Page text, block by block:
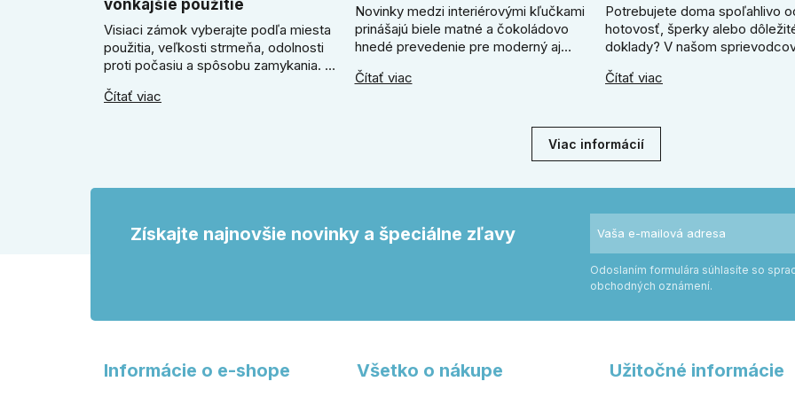
vonkajšie použitie
Visiaci zámok vyberajte podľa miesta
použitia, veľkosti strmeňa, odolnosti
proti počasiu a spôsobu zamykania. V
zámok na kľúč, kedy kódový visiaci
veľkosťou.
Čítať viac
Novinky medzi interiérovými kľučkami
prinášajú biele matné a čokoládovo
hnedé prevedenie pre moderný aj
poradíme, kedy zvoliť svetlú Super
okrúhlym a štvorcovým štítom. Nové
Čítať viac
Potrebujete doma spoľahlivo
hotovosť, šperky alebo
doklady? V našom
Zistíte, či radšej zvoliť
ukotvenie.
Čítať viac
Viac informácií
Získajte najnovšie novinky a špeciálne zľavy
Odoslaním formulára súhlasíte so
obchodných oznámení.
Informácie o e-shope Všetko o nákupe Užitočné informácie